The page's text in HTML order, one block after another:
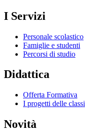
I Servizi
Personale scolastico
Famiglie e studenti
Percorsi di studio
Didattica
Offerta Formativa
I progetti delle classi
Novità